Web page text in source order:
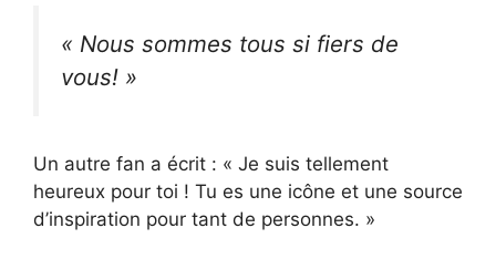
« Nous sommes tous si fiers de
vous! »
Un autre fan a écrit : « Je suis tellement
heureux pour toi ! Tu es une icône et une source
d’inspiration pour tant de personnes. »